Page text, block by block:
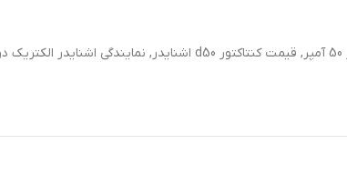
, قیمت کنتاکتور d50 اشنایدر , نمایندگی اشنایدر الکتریک